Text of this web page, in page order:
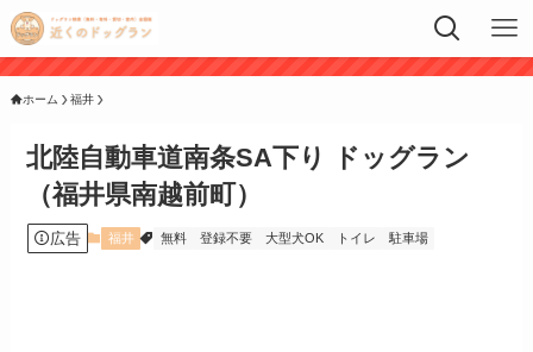
ホーム 福井
北陸自動車道南条SA下り ドッグラン
（福井県南越前町）
広告 福井 無料 登録不要 大型犬OK トイレ 駐車場